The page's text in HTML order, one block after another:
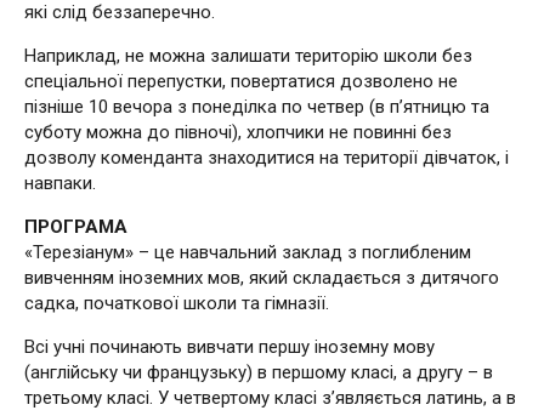
які слід беззаперечно.
Наприклад, не можна залишати територію школи без
спеціальної перепустки, повертатися дозволено не
пізніше 10 вечора з понеділка по четвер (в п’ятницю та
суботу можна до півночі), хлопчики не повинні без
дозволу коменданта знаходитися на території дівчаток, і
навпаки.
ПРОГРАМА
«Терезіанум» – це навчальний заклад з поглибленим
вивченням іноземних мов, який складається з дитячого
садка, початкової школи та гімназії.
Всі учні починають вивчати першу іноземну мову
(англійську чи французьку) в першому класі, а другу – в
третьому класі. У четвертому класі з’являється латинь, а в